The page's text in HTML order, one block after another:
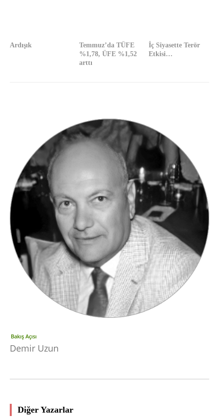
Ardışık
Temmuz’da TÜFE
%1,78, ÜFE %1,52
arttı
İç Siyasette Terör
Etkisi…
Bakış Açısı
Demir Uzun
Diğer Yazarlar